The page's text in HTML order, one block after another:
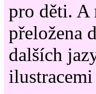
pro děti. A
přeložena
dalších